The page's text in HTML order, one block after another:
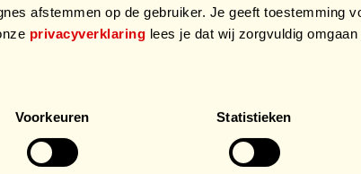
afstemmen op de gebruiker. Je geeft toestemming
privacyverklaring lees je dat wij zorgvuldig
Voorkeuren Statistieken